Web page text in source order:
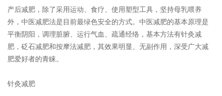
产后减肥，除了采用运动、食疗、使用塑型工具，坚持母乳喂养
外，中医减肥法是目前最绿色安全的方式。中医减肥的基本原理是
平衡阴阳，调理脏腑、运行气血、疏通经络，基本方法有针灸减
肥，砭石减肥和按摩法减肥，其效果明显、无副作用，深受广大减
肥爱好者的青睐。
针灸减肥